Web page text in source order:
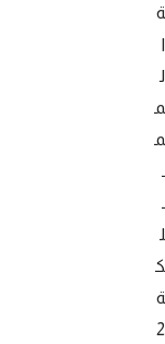
ة
ا
ل
م
م
ـ
ـ
ل
ك
ة
2